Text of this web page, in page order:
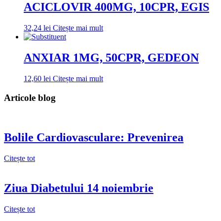
ACICLOVIR 400MG, 10CPR, EGIS
32,24 lei Citește mai mult
ANXIAR 1MG, 50CPR, GEDEON
12,60 lei Citește mai mult
Articole blog
Bolile Cardiovasculare: Prevenirea
Citește tot
Ziua Diabetului 14 noiembrie
Citește tot